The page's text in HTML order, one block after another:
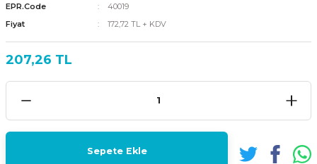
EPR.Code
40019
Fiyat
172,72 TL + KDV
207,26 TL
Sepete Ekle